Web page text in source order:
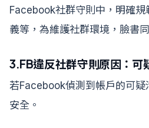
Facebook社群守則中，明確
義等，為維護社群環境，臉書
3.FB違反社群守則原因：可
若Facebook偵測到帳戶的可疑
安全。